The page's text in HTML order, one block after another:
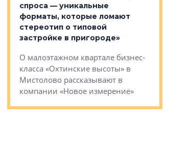
спроса — уникальные
форматы, которые ломают
стереотип о типовой
застройке в пригороде»
О малоэтажном квартале бизнес-
класса «Охтинские высоты» в
Мистолово рассказывают в
компании «Новое измерение»